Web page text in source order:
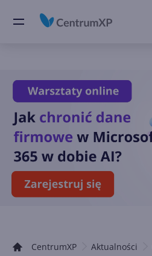
CentrumXP Aktualności